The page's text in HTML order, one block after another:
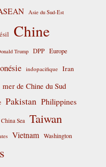
Asie du Sud-Est
Chine
Trump DPP Europe
indopacifique Iran
mer de Chine du Sud
Pakistan Philippines
Sea Taiwan
Vietnam Washington